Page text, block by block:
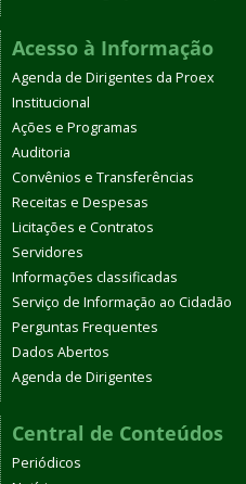
Acesso à Informação
Agenda de Dirigentes da Proex
Institucional
Ações e Programas
Auditoria
Convênios e Transferências
Receitas e Despesas
Licitações e Contratos
Servidores
Informações classificadas
Serviço de Informação ao Cidadão
Perguntas Frequentes
Dados Abertos
Agenda de Dirigentes
Central de Conteúdos
Periódicos